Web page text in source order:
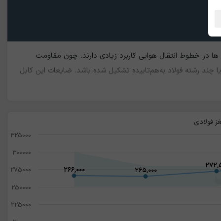
در خطوط انتقال هوایی کاربرد زیادی دارند. چون مقاومت
چند رشته فولاد به‌هم‌تابیده تشکیل شده باشد. ضایعات این کابل
۲۶۶,۰۰۰
۲۶۶,۰۰۰ ۲۶۵,۰۰۰
۲۶۵,۰۰۰
225000
250000
275000
300000
325000